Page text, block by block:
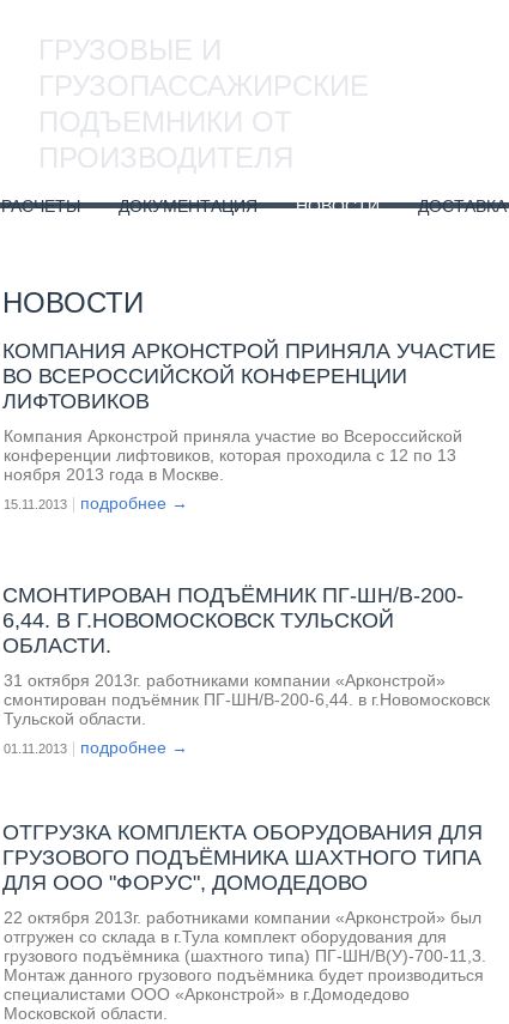
ГРУЗОВЫЕ И
ГРУЗОПАССАЖИРСКИЕ
ПОДЪЕМНИКИ ОТ
ПРОИЗВОДИТЕЛЯ
РАСЧЕТЫ ДОКУМЕНТАЦИЯ НОВОСТИ ДОСТАВКА
НОВОСТИ
КОМПАНИЯ АРКОНСТРОЙ ПРИНЯЛА УЧАСТИЕ
ВО ВСЕРОССИЙСКОЙ КОНФЕРЕНЦИИ
ЛИФТОВИКОВ
Компания Арконстрой приняла участие во Всероссийской
конференции лифтовиков, которая проходила с 12 по 13
ноября 2013 года в Москве.
15.11.2013 подробнее →
CМОНТИРОВАН ПОДЪЁМНИК ПГ-ШН/В-200-
6,44. В Г.НОВОМОСКОВСК ТУЛЬСКОЙ
ОБЛАСТИ.
31 октября 2013г. работниками компании «Арконстрой»
смонтирован подъёмник ПГ-ШН/В-200-6,44. в г.Новомосковск
Тульской области.
01.11.2013 подробнее →
ОТГРУЗКА КОМПЛЕКТА ОБОРУДОВАНИЯ ДЛЯ
ГРУЗОВОГО ПОДЪЁМНИКА ШАХТНОГО ТИПА
ДЛЯ ООО "ФОРУС", ДОМОДЕДОВО
22 октября 2013г. работниками компании «Арконстрой» был
отгружен со склада в г.Тула комплект оборудования для
грузового подъёмника (шахтного типа) ПГ-ШН/В(У)-700-11,3.
Монтаж данного грузового подъёмника будет производиться
специалистами ООО «Арконстрой» в г.Домодедово
Московской области.